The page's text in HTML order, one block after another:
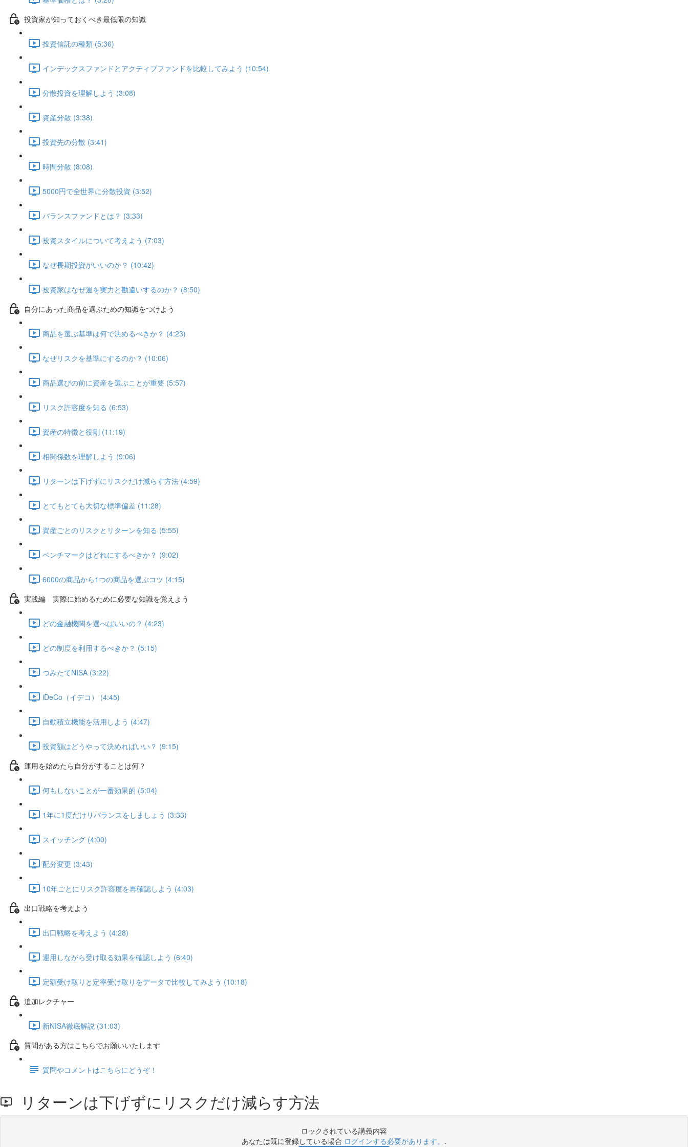
投資家が知っておくべき最低限の知識
投資信託の種類 (5:36)
インデックスファンドとアクティブファンドを比較してみよう (10:54)
分散投資を理解しよう (3:08)
資産分散 (3:38)
投資先の分散 (3:41)
時間分散 (8:08)
5000円で全世界に分散投資 (3:52)
バランスファンドとは？ (3:33)
投資スタイルについて考えよう (7:03)
なぜ長期投資がいいのか？ (10:42)
投資家はなぜ運を実力と勘違いするのか？ (8:50)
自分にあった商品を選ぶための知識をつけよう
商品を選ぶ基準は何で決めるべきか？ (4:23)
なぜリスクを基準にするのか？ (10:06)
商品選びの前に資産を選ぶことが重要 (5:57)
リスク許容度を知る (6:53)
資産の特徴と役割 (11:19)
相関係数を理解しよう (9:06)
リターンは下げずにリスクだけ減らす方法 (4:59)
とてもとても大切な標準偏差 (11:28)
資産ごとのリスクとリターンを知る (5:55)
ベンチマークはどれにするべきか？ (9:02)
6000の商品から1つの商品を選ぶコツ (4:15)
実践編 実際に始めるために必要な知識を覚えよう
どの金融機関を選べばいいの？ (4:23)
どの制度を利用するべきか？ (5:15)
つみたてNISA (3:22)
iDeCo（イデコ） (4:45)
自動積立機能を活用しよう (4:47)
投資額はどうやって決めればいい？ (9:15)
運用を始めたら自分がすることは何？
何もしないことが一番効果的 (5:04)
1年に1度だけリバランスをしましょう (3:33)
スイッチング (4:00)
配分変更 (3:43)
10年ごとにリスク許容度を再確認しよう (4:03)
出口戦略を考えよう
出口戦略を考えよう (4:28)
運用しながら受け取る効果を確認しよう (6:40)
定額受け取りと定率受け取りをデータで比較してみよう (10:18)
追加レクチャー
新NISA徹底解説 (31:03)
質問がある方はこちらでお願いいたします
質問やコメントはこちらにどうぞ！
リターンは下げずにリスクだけ減らす方法
ロックされている講義内容
あなたは既に登録している場合 ログインする必要があります。 .